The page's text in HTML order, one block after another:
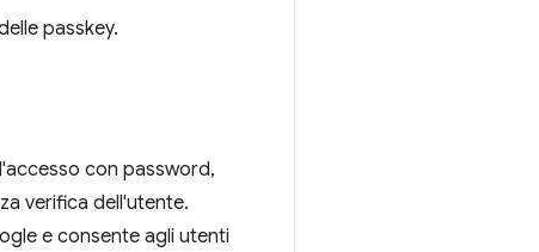
passkey.
con password,
verifica dell'utente.
e consente agli utenti